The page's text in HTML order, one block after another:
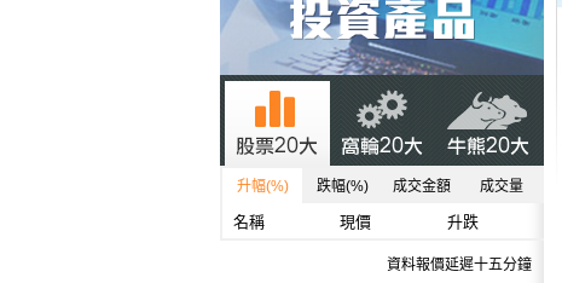
升幅(%) 跌幅(%) 成交金額 成交量
名稱 現價 升跌
資料報價延遲十五分鐘